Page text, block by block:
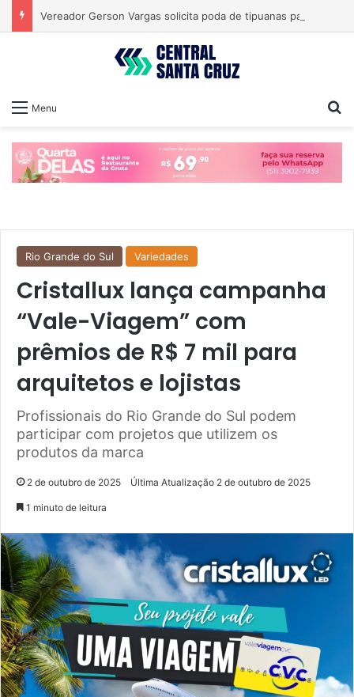
Menu
Rio Grande do Sul Variedades
Cristallux lança campanha
“Vale-Viagem” com
prêmios de R$ 7 mil para
arquitetos e lojistas
Profissionais do Rio Grande do Sul podem
participar com projetos que utilizem os
produtos da marca
2 de outubro de 2025 Última Atualização 2 de outubro de 2025
1 minuto de leitura